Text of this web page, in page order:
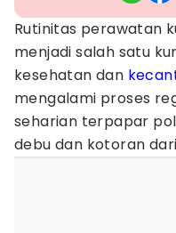
Rutinitas perawatan
menjadi salah satu
kesehatan dan
mengalami proses
seharian terpapar
debu dan kotoran